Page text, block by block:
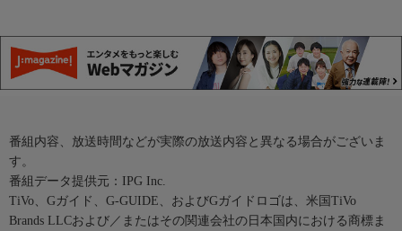
番組内容、放送時間などが実際の放送内容と異なる場合がございま
す。
番組データ提供元：IPG Inc.
TiVo、Gガイド、G-GUIDE、およびGガイドロゴは、米国TiVo
Brands LLCおよび／またはその関連会社の日本国内における商標ま